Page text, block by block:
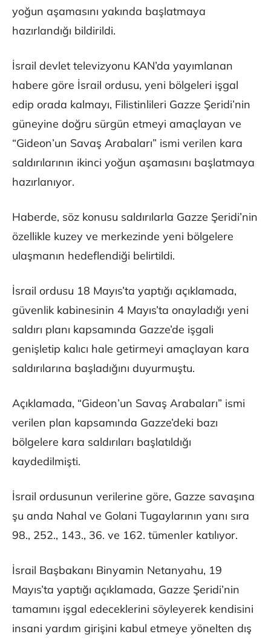
yoğun aşamasını yakında başlatmaya
hazırlandığı bildirildi.
İsrail devlet televizyonu KAN’da yayımlanan
habere göre İsrail ordusu, yeni bölgeleri işgal
edip orada kalmayı, Filistinlileri Gazze Şeridi’nin
güneyine doğru sürgün etmeyi amaçlayan ve
“Gideon’un Savaş Arabaları” ismi verilen kara
saldırılarının ikinci yoğun aşamasını başlatmaya
hazırlanıyor.
Haberde, söz konusu saldırılarla Gazze Şeridi’nin
özellikle kuzey ve merkezinde yeni bölgelere
ulaşmanın hedeflendiği belirtildi.
İsrail ordusu 18 Mayıs’ta yaptığı açıklamada,
güvenlik kabinesinin 4 Mayıs’ta onayladığı yeni
saldırı planı kapsamında Gazze’de işgali
genişletip kalıcı hale getirmeyi amaçlayan kara
saldırılarına başladığını duyurmuştu.
Açıklamada, “Gideon’un Savaş Arabaları” ismi
verilen plan kapsamında Gazze’deki bazı
bölgelere kara saldırıları başlatıldığı
kaydedilmişti.
İsrail ordusunun verilerine göre, Gazze savaşına
şu anda Nahal ve Golani Tugaylarının yanı sıra
98., 252., 143., 36. ve 162. tümenler katılıyor.
İsrail Başbakanı Binyamin Netanyahu, 19
Mayıs’ta yaptığı açıklamada, Gazze Şeridi’nin
tamamını işgal edeceklerini söyleyerek kendisini
insani yardım girişini kabul etmeye yönelten dış